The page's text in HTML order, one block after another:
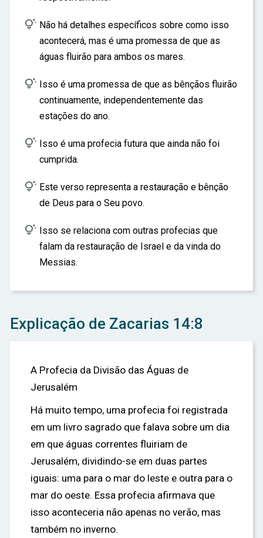
 Não há detalhes específicos sobre como isso
acontecerá, mas é uma promessa de que as
águas fluirão para ambos os mares.
 Isso é uma promessa de que as bênçãos fluirão
continuamente, independentemente das
estações do ano.
 Isso é uma profecia futura que ainda não foi
cumprida.
 Este verso representa a restauração e bênção
de Deus para o Seu povo.
 Isso se relaciona com outras profecias que
falam da restauração de Israel e da vinda do
Messias.
Explicação de Zacarias 14:8
A Profecia da Divisão das Águas de
Jerusalém
Há muito tempo, uma profecia foi registrada
em um livro sagrado que falava sobre um dia
em que águas correntes fluiriam de
Jerusalém, dividindo-se em duas partes
iguais: uma para o mar do leste e outra para o
mar do oeste. Essa profecia afirmava que
isso aconteceria não apenas no verão, mas
também no inverno.